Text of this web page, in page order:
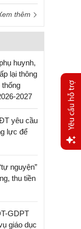
thêm
huynh,
lại thông
thống
2027
yêu cầu
lực để
nguyện”
thu tiền
GDPT
giáo dục